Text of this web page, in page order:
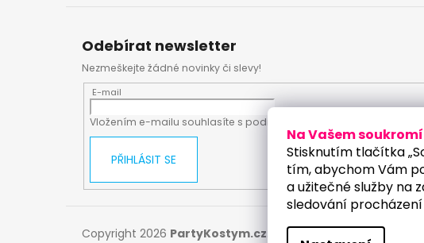
Na Vašem
Stisknutím tlačítka
tím, abychom Vám
a užitečné služby na
sledování
Odebírat newsletter
Nezmeškejte žádné novinky či slevy!
E-mail
Vložením e-mailu souhlasíte s podmínkami ochrany osobních
PŘIHLÁSIT SE
Copyright 2026 PartyKostym.cz . Všechna práva vyhrazena.